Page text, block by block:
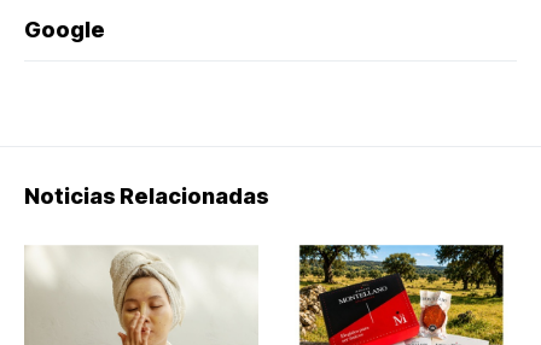
Google
Noticias Relacionadas